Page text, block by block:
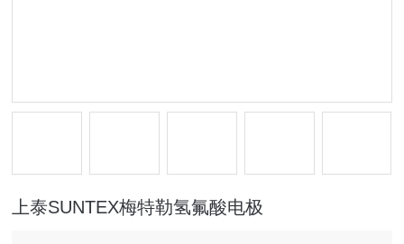
上泰SUNTEX梅特勒氢氟酸电极